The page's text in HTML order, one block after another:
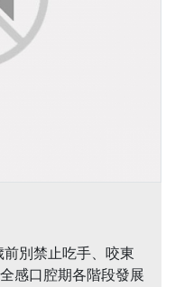
別禁止吃手、咬東
感口腔期各階段發展